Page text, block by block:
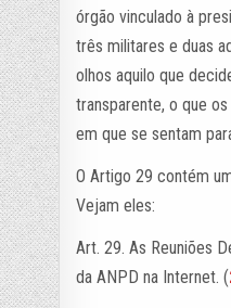
órgão vinculado à
três militares e duas
olhos aquilo que
transparente, o que
em que se sentam
O Artigo 29 contém
Vejam eles:
Art. 29. As Reuniões
da ANPD na Internet. (